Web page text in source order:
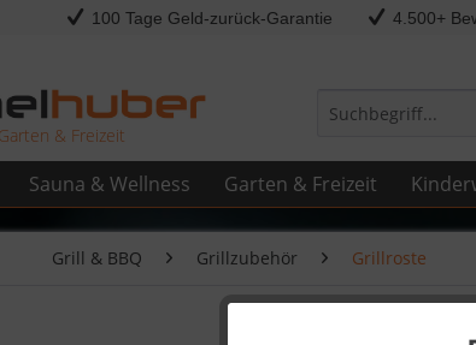
100 Tage Geld-zurück-Garantie 4.500+
& Freizeit
Sauna & Wellness Garten & Freizeit
Grill & BBQ Grillzubehör Grillroste